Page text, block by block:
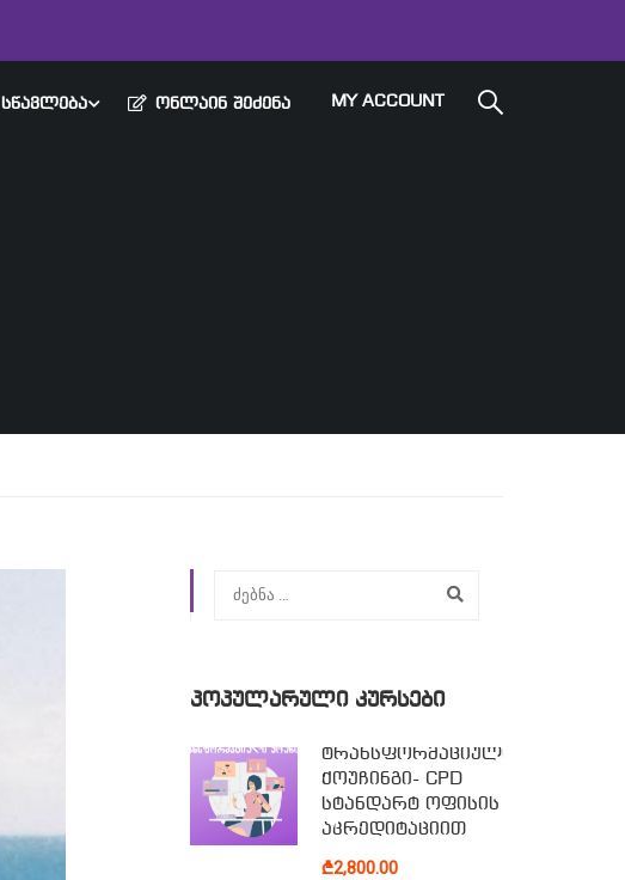
ᲡᲬᲐᲕᲚᲔᲑᲐ ᲝᲜᲚᲐᲘᲜ ᲨᲔᲫᲔᲜᲐ MY ACCOUNT
ᲞᲝᲞᲣᲚᲐᲠᲣᲚᲘ ᲙᲣᲠᲡᲔᲑᲘ
ტრანსფორმაციული
ქოუჩინგი- CPD
სტანდარტ ოფისის
აკრედიტაციით
₾2,800.00